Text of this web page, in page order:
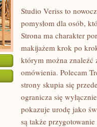
Studio Veriss to
pomysłom dla osób,
Strona ma charakter
makijażem krok po
którym można znaleźć
omówienia. Polecam
strony skupia się
ogranicza się
pokazuje urodę jako
są także